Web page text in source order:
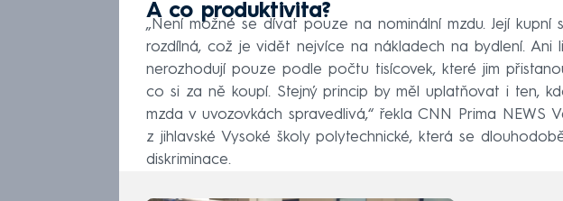
A co produktivita?
„Není možné se dívat pouze na nominální mzdu. Její kupní
rozdílná, což je vidět nejvíce na nákladech na bydlení. Ani
nerozhodují pouze podle počtu tisícovek, které jim
co si za ně koupí. Stejný princip by měl uplatňovat i ten,
mzda v uvozovkách spravedlivá,“ řekla CNN Prima NEWS
z jihlavské Vysoké školy polytechnické, která se
diskriminace.